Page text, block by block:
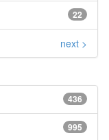
22
next >
436
995